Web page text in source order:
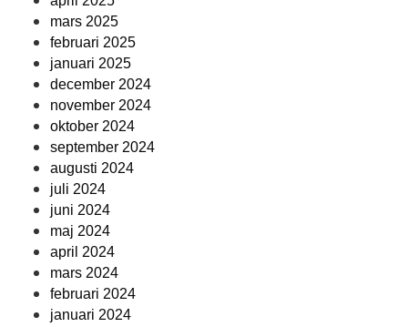
mars 2025
februari 2025
januari 2025
december 2024
november 2024
oktober 2024
september 2024
augusti 2024
juli 2024
juni 2024
maj 2024
april 2024
mars 2024
februari 2024
januari 2024